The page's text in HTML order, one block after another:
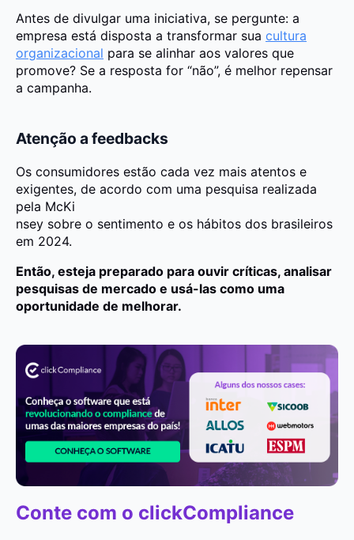
Antes de divulgar uma iniciativa, se pergunte: a
empresa está disposta a transformar sua cultura
organizacional para se alinhar aos valores que
promove? Se a resposta for “não”, é melhor repensar
a campanha.
Atenção a feedbacks
Os consumidores estão cada vez mais atentos e
exigentes, de acordo com uma pesquisa realizada
pela McKi
nsey sobre o sentimento e os hábitos dos brasileiros
em 2024.
Então, esteja preparado para ouvir críticas, analisar
pesquisas de mercado e usá-las como uma
oportunidade de melhorar.
Conte com o clickCompliance